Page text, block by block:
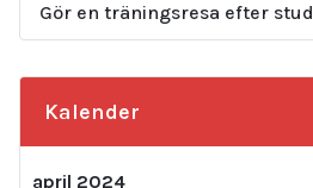
Gör en träningsresa efter
Kalender
april 2024